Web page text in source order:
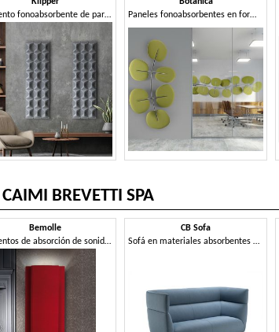
Elemento fonoabsorbente de pared, de formas sinuosas y onduladas
Paneles fonoabsorbentes en forma de hoja.
BREVETTI SPA
Bemolle
Elementos de absorción de sonido para sujeción a pared
CB Sofa
Sofá en materiales absorbentes de sonido, para comodidad acústica superior